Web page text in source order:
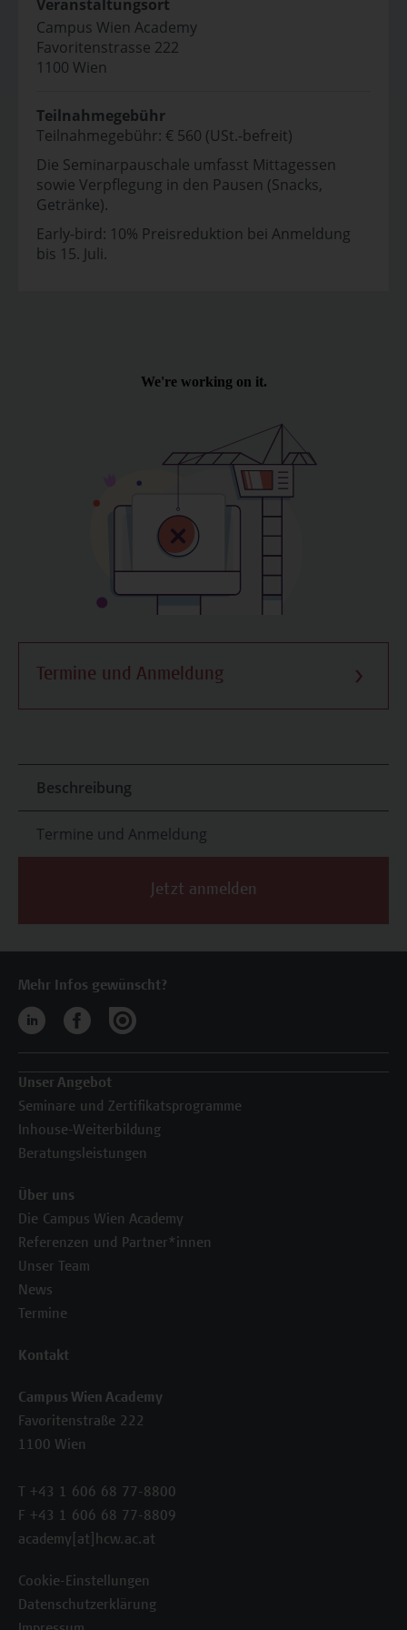
Veranstaltungsort
Campus Wien Academy
Favoritenstrasse 222
1100 Wien
Teilnahmegebühr
Teilnahmegebühr: € 560 (USt.-befreit)
Die Seminarpauschale umfasst Mittagessen
sowie Verpflegung in den Pausen (Snacks,
Getränke).
Early-bird: 10% Preisreduktion bei Anmeldung
bis 15. Juli.
Termine und Anmeldung
Beschreibung
Termine und Anmeldung
Jetzt anmelden
Mehr Infos gewünscht?
Unser Angebot
Seminare und Zertifikatsprogramme
Inhouse-Weiterbildung
Beratungsleistungen
Über uns
Die Campus Wien Academy
Referenzen und Partner*innen
Unser Team
News
Termine
Kontakt
Campus Wien Academy
Favoritenstraße 222
1100 Wien
T +43 1 606 68 77-8800
F +43 1 606 68 77-8809
academy[at]hcw.ac.at
Cookie-Einstellungen
Datenschutzerklärung